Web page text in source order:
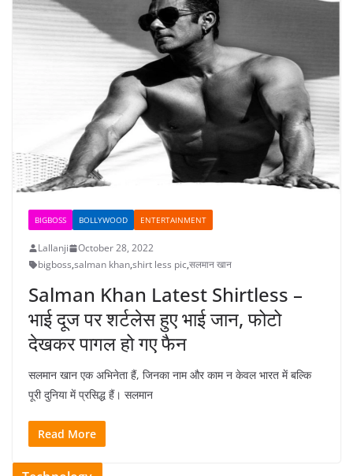
BIGBOSS BOLLYWOOD ENTERTAINMENT
Lallanji
October 28, 2022
bigboss,salman khan,shirt less pic,सलमान खान
Salman Khan Latest Shirtless –
भाई दूज पर शर्टलेस हुए भाई जान, फोटो
देखकर पागल हो गए फैन
सलमान खान एक अभिनेता हैं, जिनका नाम और काम न केवल भारत में बल्कि
पूरी दुनिया में प्रसिद्ध हैं। सलमान
Read More